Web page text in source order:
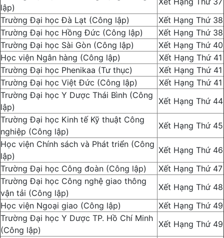
lập)
Trường Đại học Đà Lạt (Công lập)
Xết Hạng Thứ 38
Trường Đại học Hồng Đức (Công lập)
Xết Hạng Thứ 38
Trường Đại học Sài Gòn (Công lập)
Xết Hạng Thứ 40
Học viện Ngân hàng (Công lập)
Xết Hạng Thứ 41
Trường Đại học Phenikaa (Tư thục)
Xết Hạng Thứ 41
Trường Đại học Việt Đức (Công lập)
Xết Hạng Thứ 41
Trường Đại học Y Dược Thái Bình (Công
lập)
Xết Hạng Thứ 44
Trường Đại học Kinh tế Kỹ thuật Công
nghiệp (Công lập)
Xết Hạng Thứ 45
Học viện Chính sách và Phát triển (Công
lập)
Xết Hạng Thứ 46
Trường Đại học Công đoàn (Công lập)
Xết Hạng Thứ 47
Trường Đại học Công nghệ giao thông
vận tải (Công lập)
Xết Hạng Thứ 48
Học viện Ngoại giao (Công lập)
Xết Hạng Thứ 49
Trường Đại học Y Dược TP. Hồ Chí Minh
(Công lập)
Xết Hạng Thứ 49